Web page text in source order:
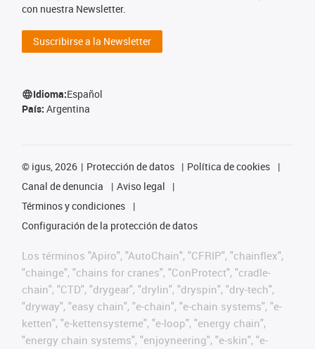
con nuestra Newsletter.
Suscribirse a la Newsletter
Idioma:Español
País: Argentina
© igus, 2026 Protección de datos
Política de cookies
Canal de denuncia
Aviso legal
Términos y condiciones
Configuración de la protección de datos
Los términos "Apiro", "AutoChain", "CFRIP", "chainflex",
"chainge", "chains for cranes", "ConProtect", "cradle-
chain", "CTD", "drygear", "drylin", "dryspin", "dry-tech",
"dryway", "easy chain", "e-chain", "e-chain systems", "e-
ketten", "e-kettensysteme", "e-loop", "energy chain",
"energy chain systems", "enjoyneering", "e-skin", "e-